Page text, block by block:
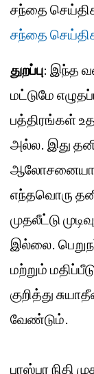
சந்தை
சந்தை
துறப்பு: இந்த
மட்டுமே
பத்திரங்கள்
அல்ல. இது
ஆலோசனையாக
எந்தவொரு
முதலீட்டு
இல்லை.
மற்றும்
குறித்து
வேண்டும்.
பரஸ்பர நிதி